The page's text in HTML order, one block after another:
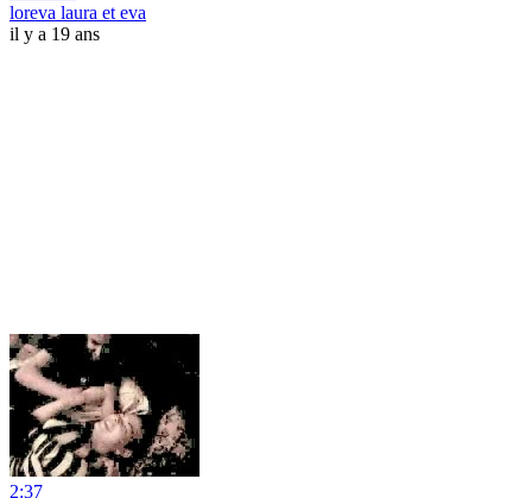
loreva laura et eva
il y a 19 ans
2:37